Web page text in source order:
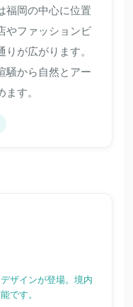
福岡の中心に位置
やファッションビ
が広がります。
騒から自然とアー
す。
ザインが登場。境内
です。